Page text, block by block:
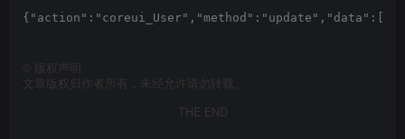
版权声明
文章版权归作者所有，未经允许请勿转载。
THE END